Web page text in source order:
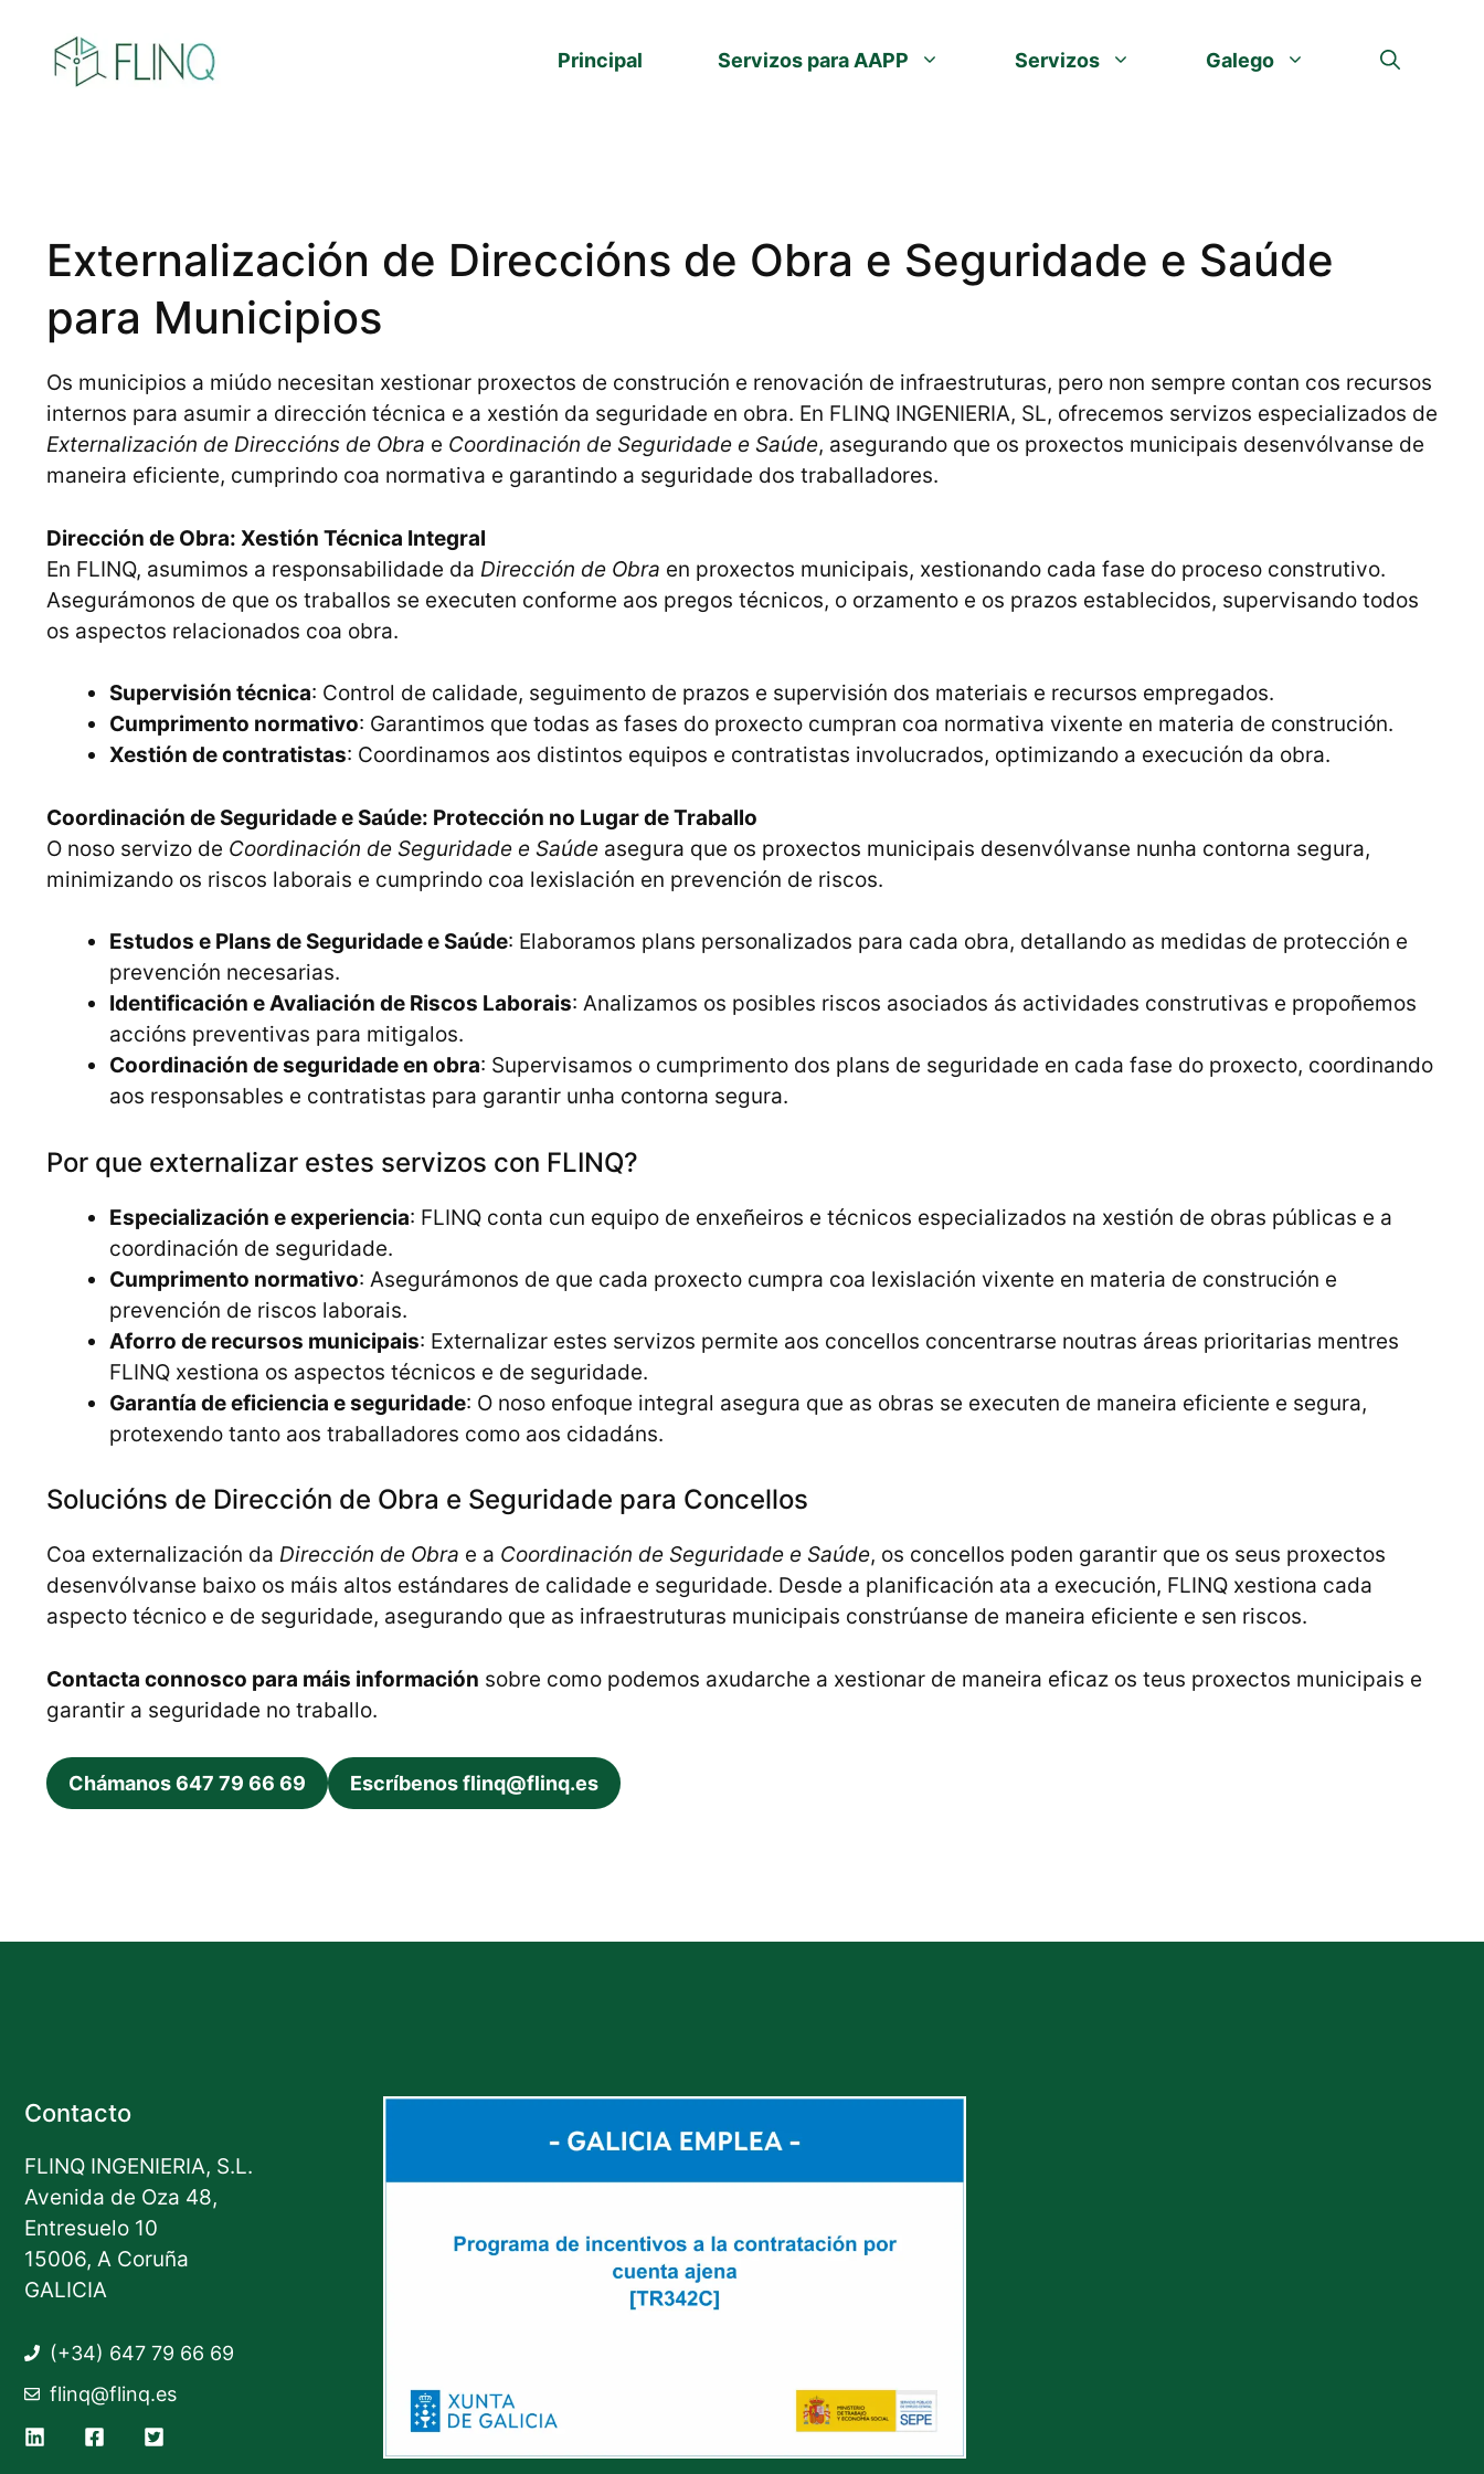
contido
Principal Servizos para AAPP Servizos Galego
Externalización de Direccións de Obra e Seguridade e Saúde
para Municipios
Os municipios a miúdo necesitan xestionar proxectos de construción e renovación de infraestruturas, pero non sempre contan cos recursos
internos para asumir a dirección técnica e a xestión da seguridade en obra. En FLINQ INGENIERIA, SL, ofrecemos servizos especializados de
Externalización de Direccións de Obra e Coordinación de Seguridade e Saúde, asegurando que os proxectos municipais desenvólvanse de
maneira eficiente, cumprindo coa normativa e garantindo a seguridade dos traballadores.
Dirección de Obra: Xestión Técnica Integral
En FLINQ, asumimos a responsabilidade da Dirección de Obra en proxectos municipais, xestionando cada fase do proceso construtivo.
Asegurámonos de que os traballos se executen conforme aos pregos técnicos, o orzamento e os prazos establecidos, supervisando todos
os aspectos relacionados coa obra.
Supervisión técnica: Control de calidade, seguimento de prazos e supervisión dos materiais e recursos empregados.
Cumprimento normativo: Garantimos que todas as fases do proxecto cumpran coa normativa vixente en materia de construción.
Xestión de contratistas: Coordinamos aos distintos equipos e contratistas involucrados, optimizando a execución da obra.
Coordinación de Seguridade e Saúde: Protección no Lugar de Traballo
O noso servizo de Coordinación de Seguridade e Saúde asegura que os proxectos municipais desenvólvanse nunha contorna segura,
minimizando os riscos laborais e cumprindo coa lexislación en prevención de riscos.
Estudos e Plans de Seguridade e Saúde: Elaboramos plans personalizados para cada obra, detallando as medidas de protección e
prevención necesarias.
Identificación e Avaliación de Riscos Laborais: Analizamos os posibles riscos asociados ás actividades construtivas e propoñemos
accións preventivas para mitigalos.
Coordinación de seguridade en obra: Supervisamos o cumprimento dos plans de seguridade en cada fase do proxecto, coordinando
aos responsables e contratistas para garantir unha contorna segura.
Por que externalizar estes servizos con FLINQ?
Especialización e experiencia: FLINQ conta cun equipo de enxeñeiros e técnicos especializados na xestión de obras públicas e a
coordinación de seguridade.
Cumprimento normativo: Asegurámonos de que cada proxecto cumpra coa lexislación vixente en materia de construción e
prevención de riscos laborais.
Aforro de recursos municipais: Externalizar estes servizos permite aos concellos concentrarse noutras áreas prioritarias mentres
FLINQ xestiona os aspectos técnicos e de seguridade.
Garantía de eficiencia e seguridade: O noso enfoque integral asegura que as obras se executen de maneira eficiente e segura,
protexendo tanto aos traballadores como aos cidadáns.
Solucións de Dirección de Obra e Seguridade para Concellos
Coa externalización da Dirección de Obra e a Coordinación de Seguridade e Saúde, os concellos poden garantir que os seus proxectos
desenvólvanse baixo os máis altos estándares de calidade e seguridade. Desde a planificación ata a execución, FLINQ xestiona cada
aspecto técnico e de seguridade, asegurando que as infraestruturas municipais constrúanse de maneira eficiente e sen riscos.
Contacta connosco para máis información sobre como podemos axudarche a xestionar de maneira eficaz os teus proxectos municipais e
garantir a seguridade no traballo.
Chámanos 647 79 66 69 Escríbenos flinq@flinq.es
Contacto
FLINQ INGENIERIA, S.L.
Avenida de Oza 48,
Entresuelo 10
15006, A Coruña
GALICIA
(+34) 647 79 66 69
flinq@flinq.es